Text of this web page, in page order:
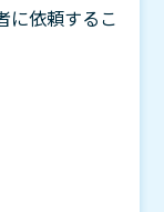
に依頼するこ